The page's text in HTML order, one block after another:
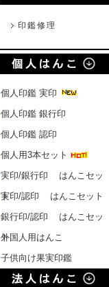
印鑑修理
個人印鑑 実印
個人印鑑 銀行印
個人印鑑 認印
個人用3本セット
実印/銀行印 はんこセッ
ト
実印/認印 はんこセット
銀行印/認印 はんこセッ
ト
外国人用はんこ
子供向け果実印鑑